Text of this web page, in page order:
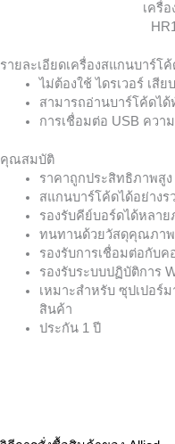
เครื่
รายละเอียดเครื่องสแกนบาร์โ
ไม่ต้องใช้ ไดรเวอร์ เสี
สามารถอ่านบาร์โค้ดได้
การเชื่อมต่อ USB ควา
คุณสมบัติ
ราคาถูกประสิทธิภาพสูง
สแกนบาร์โค้ดได้อย่างร
รองรับคีย์บอร์ดได้หลาย
ทนทานด้วยวัสดุคุณภาพ
รองรับการเชื่อมต่อกับค
รองรับระบบปฏิบัติการ
เหมาะสำหรับ ซุปเปอร์
สินค้า
ประกัน 1 ปี